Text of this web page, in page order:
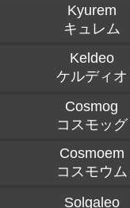
Kyurem
キュレム
Keldeo
ケルディオ
Cosmog
コスモッグ
Cosmoem
コスモウム
Solgaleo